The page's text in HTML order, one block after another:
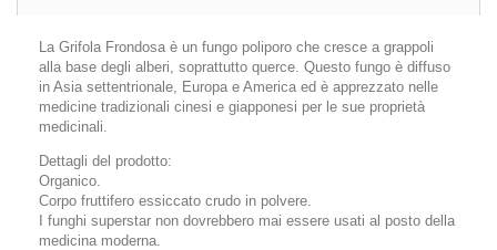
La Grifola Frondosa è un fungo poliporo che cresce a grappoli
alla base degli alberi, soprattutto querce. Questo fungo è diffuso
in Asia settentrionale, Europa e America ed è apprezzato nelle
medicine tradizionali cinesi e giapponesi per le sue proprietà
medicinali.
Dettagli del prodotto:
Organico.
Corpo fruttifero essiccato crudo in polvere.
I funghi superstar non dovrebbero mai essere usati al posto della
medicina moderna.